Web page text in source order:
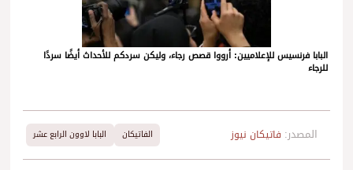
البابا فرنسيس للإعلاميين: أرووا قصص رجاء، وليكن سردكم للأحداث أيضًا سردًا
للرجاء
المصدر: فاتيكان نيوز الفاتيكان البابا لاوون الرابع عشر